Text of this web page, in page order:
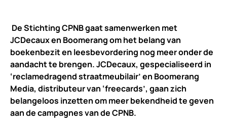
De Stichting CPNB gaat samenwerken met
JCDecaux en Boomerang om het belang van
boekenbezit en leesbevordering nog meer onder de
aandacht te brengen. JCDecaux, gespecialiseerd in
‘reclamedragend straatmeubilair’ en Boomerang
Media, distributeur van ‘freecards’, gaan zich
belangeloos inzetten om meer bekendheid te geven
aan de campagnes van de CPNB.